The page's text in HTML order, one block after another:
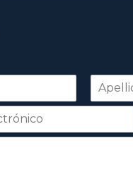
Apellidos